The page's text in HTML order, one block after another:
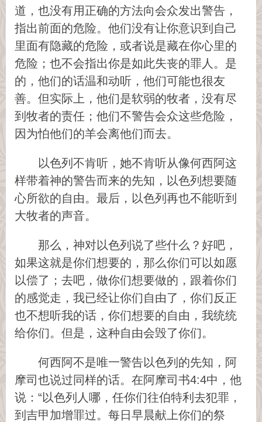
道，也没有用正确的方法向会众发出警告，
指出前面的危险。他们没有让你意识到自己
里面有隐藏的危险，或者说是藏在你心里的
危险；也不会指出你是如此失丧的罪人。是
的，他们的话温和动听，他们可能也很友
善。但实际上，他们是软弱的牧者，没有尽
到牧者的责任；他们不警告会众这些危险，
因为怕他们的羊会离他们而去。
以色列不肯听，她不肯听从像何西阿这
样带着神的警告而来的先知，以色列想要随
心所欲的自由。最后，以色列再也不能听到
大牧者的声音。
那么，神对以色列说了些什么？好吧，
如果这就是你们想要的，那么你们可以如愿
以偿了；去吧，做你们想要做的，跟着你们
的感觉走，我已经让你们自由了，你们反正
也不想听我的话，你们想要的自由，我统统
给你们。但是，这种自由会毁了你们。
何西阿不是唯一警告以色列的先知，阿
摩司也说过同样的话。在阿摩司书4:4中，他
说：“以色列人哪，任你们往伯特利去犯罪，
到吉甲加增罪过。每日早晨献上你们的祭